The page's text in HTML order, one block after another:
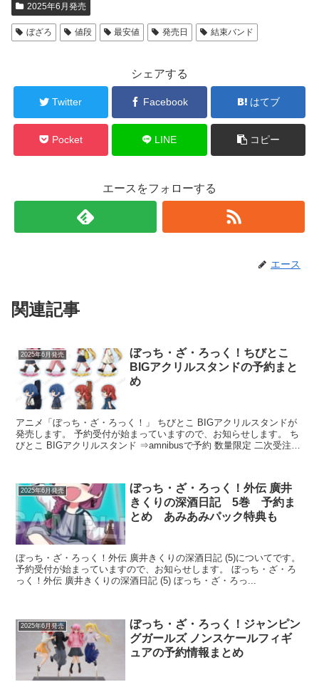
2025年6月発売
ぼざろ 値段 最安値 発売日 結束バンド
シェアする
Twitter Facebook はてブ
Pocket LINE コピー
エースをフォローする
エース
関連記事
2025年6月発売
ぼっち・ざ・ろっく！ちびとこ
BIGアクリルスタンドの予約まと
め
アニメ「ぼっち・ざ・ろっく！」 ちびとこ BIGアクリルスタンドが
発売します。 予約受付が始まっていますので、お知らせします。 ち
びとこ BIGアクリルスタンド ⇒amnibusで予約 数量限定 二次受注中
2025年6月発売
ぼっち・ざ・ろっく！外伝 廣井
きくりの深酒日記 5巻 予約ま
とめ あみあみパック特典も
ぼっち・ざ・ろっく！外伝 廣井きくりの深酒日記 (5)についてです。
予約受付が始まっていますので、お知らせします。 ぼっち・ざ・ろ
っく！外伝 廣井きくりの深酒日記 (5) ぼっち・ざ・ろっ...
2025年6月発売
ぼっち・ざ・ろっく！ジャンピン
グガールズ ノンスケールフィギ
ュアの予約情報まとめ